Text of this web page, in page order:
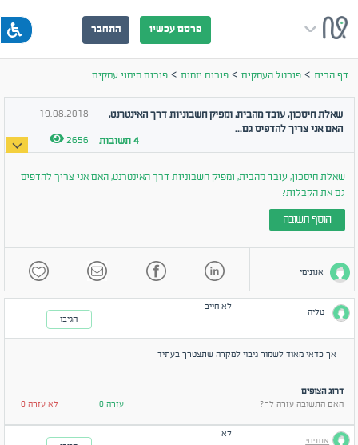
פרסם עכשיו התחבר
דף הבית >פורטל העסקים >פורום יזמות >פורום מיסוי עסקים
שאלת חיסכון, עובד מהבית, ומפיק חשבוניות דרך האינטרנט,
האם אני צריך להדפיס גם...
4תשובות
19.08.2018
2656
שאלת חיסכון, עובד מהבית, ומפיק חשבוניות דרך האינטרנט, האם אני צריך להדפיס
גם את הקבלות?
הוסף תשובה
אנונימי
טליה
לא חייב
הגיבו
אך כדאי מאוד לשמור גיבוי למקרה שתצטרך בעתיד
דרוג הצופים
האם התשובה עזרה לך?
עזרה 0 לא עזרה 0
אנונימי
לא